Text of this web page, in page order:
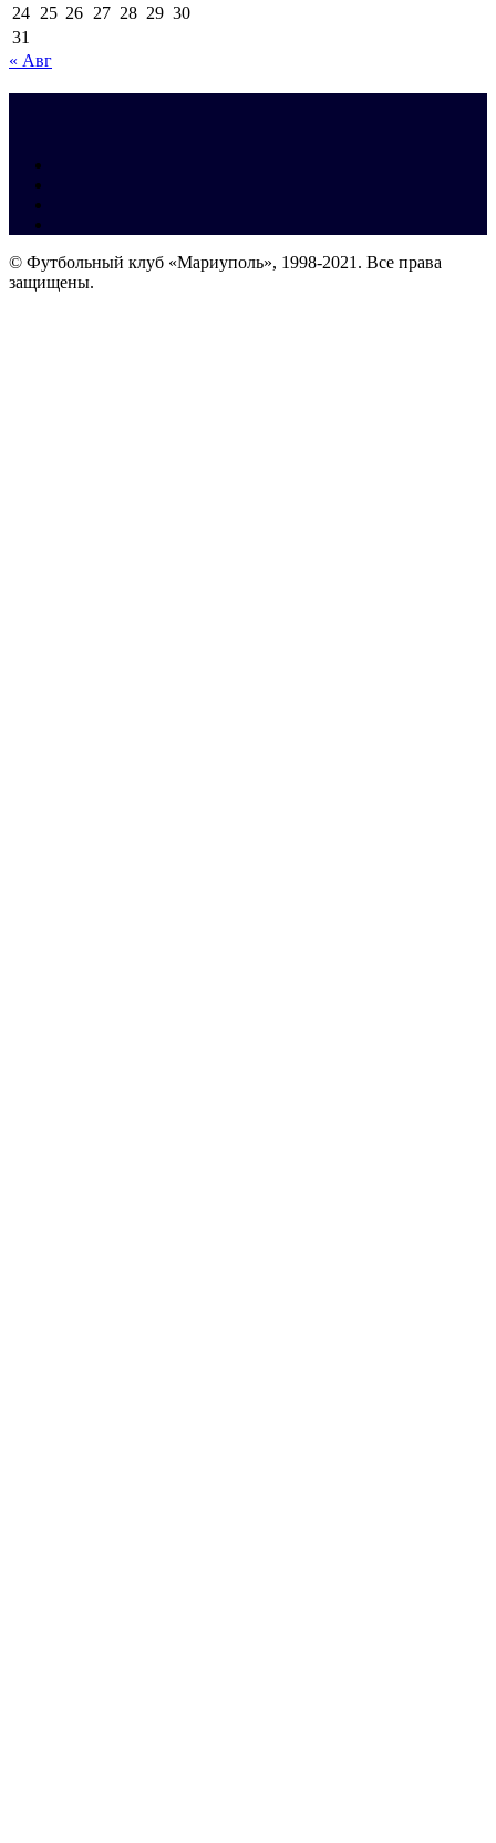
24 25 26 27 28 29 30
31
« Авг
© Футбольный клуб «Мариуполь», 1998-2021. Все права
защищены.